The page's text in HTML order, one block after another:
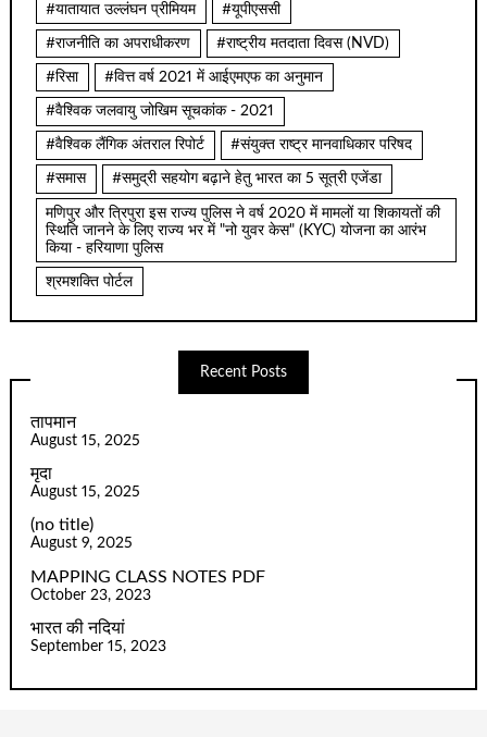
#यातायात उल्लंघन प्रीमियम #यूपीएससी
#राजनीति का अपराधीकरण #राष्ट्रीय मतदाता दिवस (NVD)
#रिसा #वित्त वर्ष 2021 में आईएमएफ का अनुमान
#वैश्विक जलवायु जोखिम सूचकांक - 2021
#वैश्विक लैंगिक अंतराल रिपोर्ट #संयुक्त राष्ट्र मानवाधिकार परिषद
#समास #समुद्री सहयोग बढ़ाने हेतु भारत का 5 सूत्री एजेंडा
मणिपुर और त्रिपुरा इस राज्य पुलिस ने वर्ष 2020 में मामलों या शिकायतों की
स्थिति जानने के लिए राज्य भर में "नो युवर केस" (KYC) योजना का आरंभ
किया - हरियाणा पुलिस
श्रमशक्ति पोर्टल
Recent Posts
तापमान
August 15, 2025
मृदा
August 15, 2025
(no title)
August 9, 2025
MAPPING CLASS NOTES PDF
October 23, 2023
भारत की नदियां
September 15, 2023